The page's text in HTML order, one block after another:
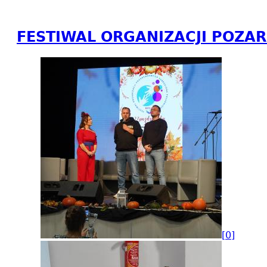
FESTIWAL ORGANIZACJI
[0]